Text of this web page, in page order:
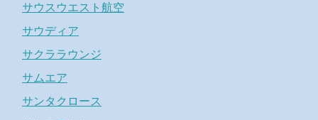
サウスウエスト航空
サウディア
サクララウンジ
サムエア
サンタクロース